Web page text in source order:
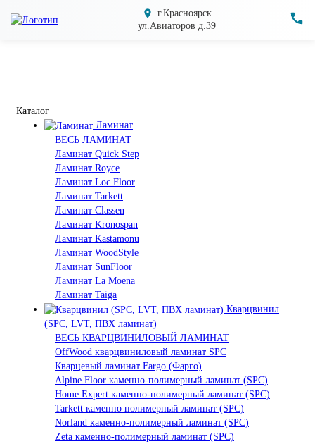
г.Красноярск
ул.Авиаторов д.39
Каталог
Ламинат
ВЕСЬ ЛАМИНАТ
Ламинат Quick Step
Ламинат Royce
Ламинат Loc Floor
Ламинат Tarkett
Ламинат Classen
Ламинат Kronospan
Ламинат Kastamonu
Ламинат WoodStyle
Ламинат SunFloor
Ламинат La Moena
Ламинат Taiga
Кварцвинил
(SPC, LVT, ПВХ ламинат)
ВЕСЬ КВАРЦВИНИЛОВЫЙ ЛАМИНАТ
OffWood кварцвиниловый ламинат SPC
Кварцевый ламинат Fargo (Фарго)
Alpine Floor каменно-полимерный ламинат (SPC)
Home Expert каменно-полимерный ламинат (SPC)
Tarkett каменно полимерный ламинат (SPC)
Norland каменно-полимерный ламинат (SPC)
Zeta каменно-полимерный ламинат (SPC)